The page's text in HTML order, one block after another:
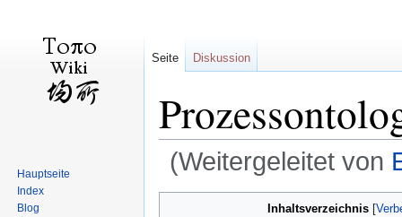
(Weitergeleitet von
Inhaltsverzeichnis
Seite Diskussion
Hauptseite
Index
Blog